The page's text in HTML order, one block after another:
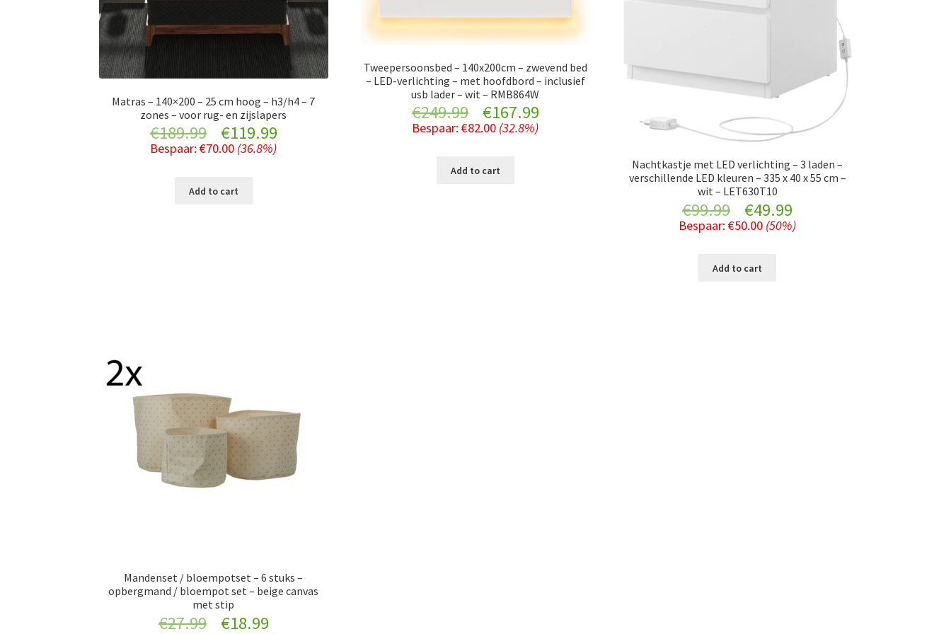
Matras – 140×200 – 25 cm hoog – h3/h4 – 7
zones – voor rug- en zijslapers
€189.99
Original
price
was:
€119.99Current
Bespaar:€70.00 (36.8%)
Add to cart
Tweepersoonsbed – 140x200cm – zwevend bed
– LED-verlichting – met hoofdbord – inclusief
usb lader – wit – RMB864W
€249.99
Original
price
was:
€167.99
Bespaar:€82.00 (32.8%)
Add to cart
Nachtkastje met LED verlichting – 3 laden –
verschillende LED kleuren – 335 x 40 x 55 cm –
wit – LET630T10
€99.99
Original
price
was:
€49.99
price
Bespaar:€50.00 (50%)
Add to cart
Mandenset / bloempotset – 6 stuks –
opbergmand / bloempot set – beige canvas
met stip
€27.99
Original
€18.99Current